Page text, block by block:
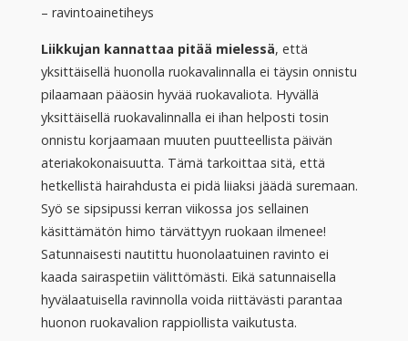
– ravintoainetiheys
Liikkujan kannattaa pitää mielessä, että
yksittäisellä huonolla ruokavalinnalla ei täysin onnistu
pilaamaan pääosin hyvää ruokavaliota. Hyvällä
yksittäisellä ruokavalinnalla ei ihan helposti tosin
onnistu korjaamaan muuten puutteellista päivän
ateriakokonaisuutta. Tämä tarkoittaa sitä, että
hetkellistä hairahdusta ei pidä liiaksi jäädä suremaan.
Syö se sipsipussi kerran viikossa jos sellainen
käsittämätön himo tärvättyyn ruokaan ilmenee!
Satunnaisesti nautittu huonolaatuinen ravinto ei
kaada sairaspetiin välittömästi. Eikä satunnaisella
hyvälaatuisella ravinnolla voida riittävästi parantaa
huonon ruokavalion rappiollista vaikutusta.